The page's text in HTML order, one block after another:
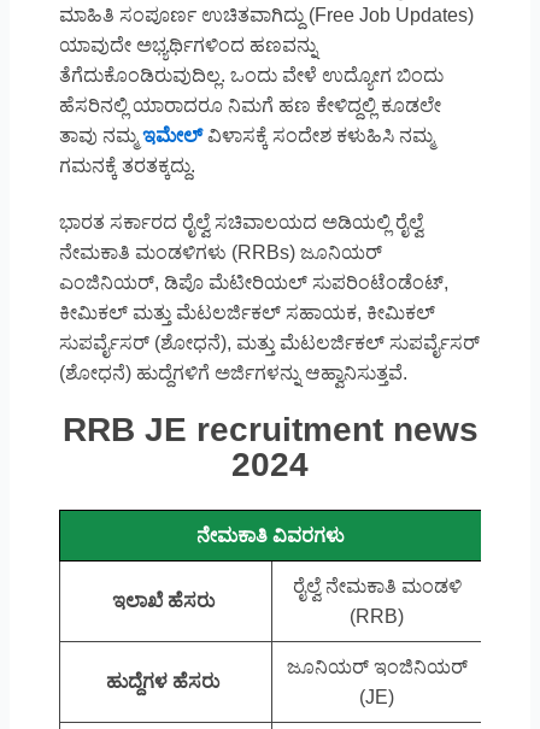
ಮಾಹಿತಿ ಸಂಪೂರ್ಣ ಉಚಿತವಾಗಿದ್ದು (Free Job Updates)
ಯಾವುದೇ ಅಭ್ಯರ್ಥಿಗಳಿಂದ ಹಣವನ್ನು
ತೆಗೆದುಕೊಂಡಿರುವುದಿಲ್ಲ. ಒಂದು ವೇಳೆ ಉದ್ಯೋಗ ಬಿಂದು
ಹೆಸರಿನಲ್ಲಿ ಯಾರಾದರೂ ನಿಮಗೆ ಹಣ ಕೇಳಿದ್ದಲ್ಲಿ ಕೂಡಲೇ
ತಾವು ನಮ್ಮಇಮೇಲ್ವಿಳಾಸಕ್ಕೆ ಸಂದೇಶ ಕಳುಹಿಸಿ ನಮ್ಮ
ಗಮನಕ್ಕೆ ತರತಕ್ಕದ್ದು.
ಭಾರತ ಸರ್ಕಾರದ ರೈಲ್ವೆ ಸಚಿವಾಲಯದ ಅಡಿಯಲ್ಲಿ ರೈಲ್ವೆ
ನೇಮಕಾತಿ ಮಂಡಳಿಗಳು (RRBs) ಜೂನಿಯರ್
ಎಂಜಿನಿಯರ್, ಡಿಪೊ ಮೆಟೀರಿಯಲ್ ಸುಪರಿಂಟೆಂಡೆಂಟ್,
ಕೀಮಿಕಲ್ ಮತ್ತು ಮೆಟಲರ್ಜಿಕಲ್ ಸಹಾಯಕ, ಕೀಮಿಕಲ್
ಸುಪರ್ವೈಸರ್ (ಶೋಧನೆ), ಮತ್ತು ಮೆಟಲರ್ಜಿಕಲ್ ಸುಪರ್ವೈಸರ್
(ಶೋಧನೆ) ಹುದ್ದೆಗಳಿಗೆ ಅರ್ಜಿಗಳನ್ನು ಆಹ್ವಾನಿಸುತ್ತವೆ.
RRB JE recruitment news
2024
ನೇಮಕಾತಿ ವಿವರಗಳು
ಇಲಾಖೆ ಹೆಸರು
ರೈಲ್ವೆ ನೇಮಕಾತಿ ಮಂಡಳಿ
(RRB)
ಹುದ್ದೆಗಳ ಹೆಸರು
ಜೂನಿಯರ್ ಇಂಜಿನಿಯರ್
(JE)